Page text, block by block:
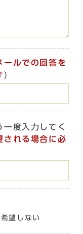
ールでの回答を
）
度入力してく
される場合に必
望しない